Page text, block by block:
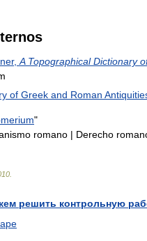
A Topographical Dictionary
of Greek and Roman
"
romano | Derecho
решить контрольную